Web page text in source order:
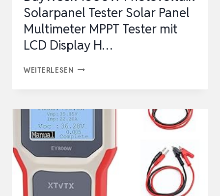
Solarpanel Tester Solar Panel
Multimeter MPPT Tester mit
LCD Display H…
WEITERLESEN BUYWEEK
SOLARPANEL
TESTER
SOLAR
PANEL
MULTIMETER
MPPT